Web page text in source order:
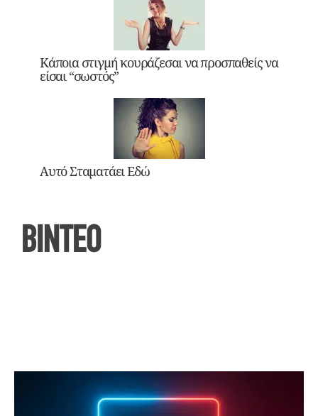
Κάποια στιγμή κουράζεσαι να προσπαθείς να
είσαι “σωστός”
Αυτό Σταματάει Εδώ
ΒΙΝΤΕΟ